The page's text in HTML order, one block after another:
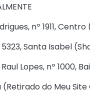
nº 1911,
5323, Santa Isabel
Lopes, nº
(Retirado do Meu